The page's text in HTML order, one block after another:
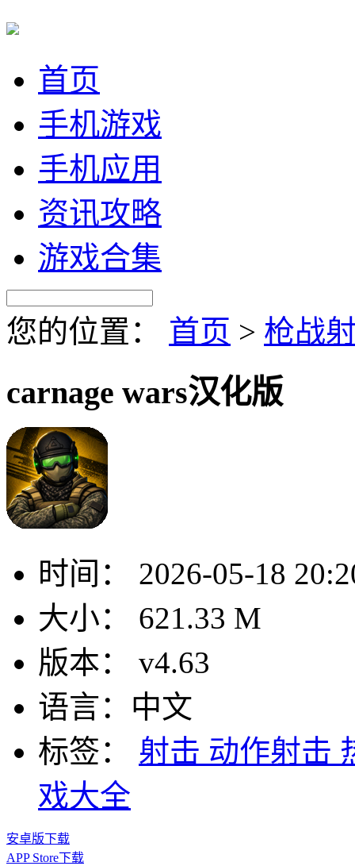
首页
手机游戏
手机应用
资讯攻略
游戏合集
您的位置： 首页 > 枪战
carnage wars汉化版
时间：
2026-05-18
大小：
621.33 M
版本：
v4.63
语言： 中文
标签：
射击 动作射击
戏大全
安卓版下载
APP Store下载